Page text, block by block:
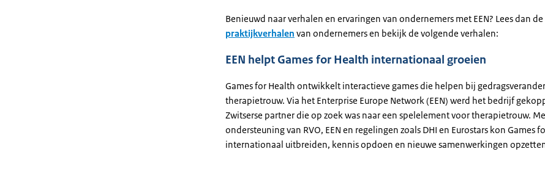
Benieuwd naar verhalen en ervaringen van ondernemers met EEN? Lees dan de
praktijkverhalen van ondernemers en bekijk de volgende verhalen:
EEN helpt Games for Health internationaal groeien
Games for Health ontwikkelt interactieve games die helpen bij
therapietrouw. Via het Enterprise Europe Network (EEN) werd het bedrijf
Zwitserse partner die op zoek was naar een spelelement voor therapietrouw.
ondersteuning van RVO, EEN en regelingen zoals DHI en Eurostars kon Games
internationaal uitbreiden, kennis opdoen en nieuwe samenwerkingen